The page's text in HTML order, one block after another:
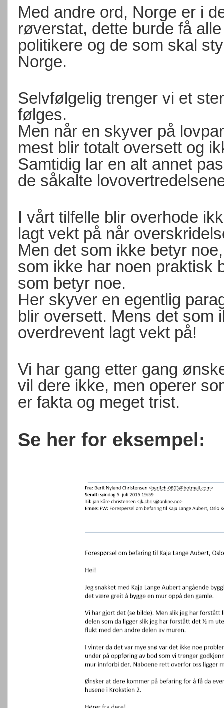
Med andre ord, Norge er i
røverstat, dette burde få
politikere og de som skal
Norge.
Selvfølgelig trenger vi et
følges.
Men når en skyver på
mest blir totalt oversett og
Samtidig lar en alt annet
de såkalte
I vårt tilfelle blir overhode
lagt vekt på når
Men det som ikke betyr
som ikke har noen praktisk
som betyr noe.
Her skyver en egentlig
blir oversett. Mens det som
overdrevent lagt vekt på!
Vi har gang etter gang
vil dere ikke, men operer
er fakta og meget trist.
Se her for eksempel: